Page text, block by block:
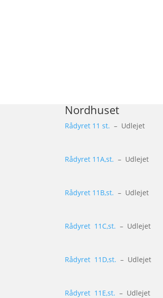
Nordhuset
Rådyret 11 st. – Udlejet
Rådyret 11A,st. – Udlejet
Rådyret 11B,st. – Udlejet
Rådyret 11C,st. – Udlejet
Rådyret 11D,st. – Udlejet
Rådyret 11E,st. – Udlejet